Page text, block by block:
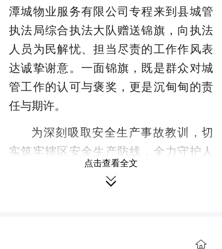
潭城物业服务有限公司专程来到县城管
执法局综合执法大队赠送锦旗，向执法
人员为民解忧、担当尽责的工作作风表
达诚挚谢意。一面锦旗，既是群众对城
管工作的认可与褒奖，更是沉甸甸的责
任与期许。
为深刻吸取安全生产事故教训，切
实筑牢辖区安全生产防线，全力守护人
民群众生命财产安全，近期，湘潭县城
管执法局迅速部署、主动作为，全面开
点击查看全文
